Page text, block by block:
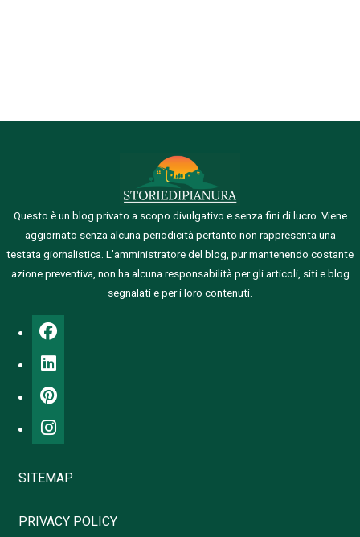
Questo è un blog privato a scopo divulgativo e senza fini di lucro. Viene
aggiornato senza alcuna periodicità pertanto non rappresenta una
testata giornalistica. L’amministratore del blog, pur mantenendo costante
azione preventiva, non ha alcuna responsabilità per gli articoli, siti e blog
segnalati e per i loro contenuti.
SITEMAP
PRIVACY POLICY